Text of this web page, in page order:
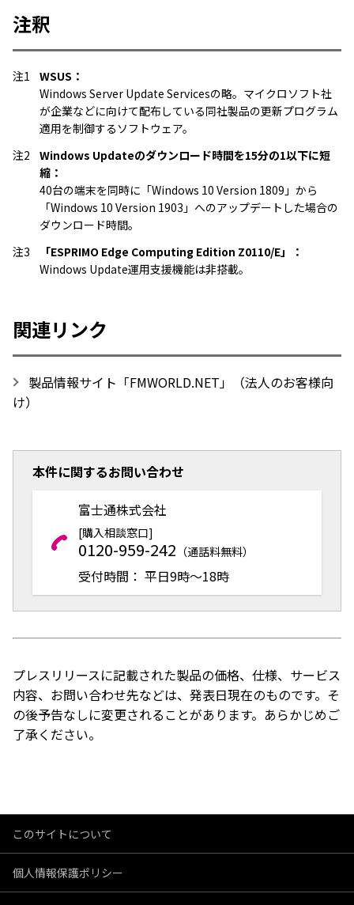
注釈
注1
WSUS：
Windows Server Update Servicesの略。マイクロソフト社
が企業などに向けて配布している同社製品の更新プログラム
適用を制御するソフトウェア。
注2
Windows Updateのダウンロード時間を15分の1以下に短
縮：
40台の端末を同時に「Windows 10 Version 1809」から
「Windows 10 Version 1903」へのアップデートした場合の
ダウンロード時間。
注3
「ESPRIMO Edge Computing Edition Z0110/E」：
Windows Update運用支援機能は非搭載。
関連リンク
製品情報サイト「FMWORLD.NET」
（法人のお客様向
け）
本件に関するお問い合わせ
富士通株式会社
[購入相談窓口]
0120-959-242 （通話料無料）
受付時間： 平日9時～18時
プレスリリースに記載された製品の価格、仕様、サービス
内容、お問い合わせ先などは、発表日現在のものです。そ
の後予告なしに変更されることがあります。あらかじめご
了承ください。
このサイトについて
個人情報保護ポリシー